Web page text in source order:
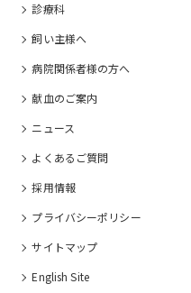
診療科
飼い主様へ
病院関係者様の⽅へ
献血のご案内
ニュース
よくあるご質問
採⽤情報
プライバシーポリシー
サイトマップ
English Site